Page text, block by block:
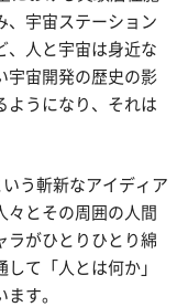
、宇宙ステーション
、人と宇宙は身近な
宇宙開発の歴史の影
ようになり、それは
う斬新なアイディア
々とその周囲の人間
ラがひとりひとり綿
て「人とは何か」
す。